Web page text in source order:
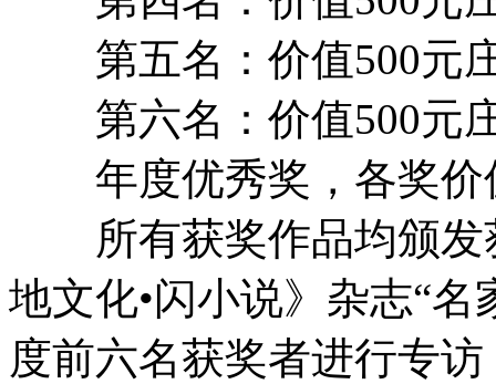
第五名：价值500元
第六名：价值500元
年度优秀奖，各奖价
所有获奖作品均颁发
地文化•闪小说》杂志“
度前六名获奖者进行专